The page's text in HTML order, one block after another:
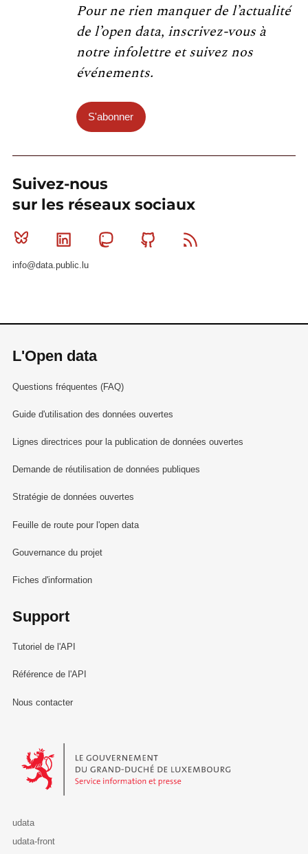
Pour ne rien manquer de l’actualité
de l’open data, inscrivez-vous à
notre infolettre et suivez nos
événements.
S'abonner
Suivez-nous
sur les réseaux sociaux
Bluesky Linkedin MastodonGithub
info@data.public.lu
L'Open data
Questions fréquentes (FAQ)
Guide d'utilisation des données ouvertes
Lignes directrices pour la publication de données ouvertes
Demande de réutilisation de données publiques
Stratégie de données ouvertes
Feuille de route pour l'open data
Gouvernance du projet
Fiches d'information
Support
Tutoriel de l'API
Référence de l'API
Nous contacter
Le Gouvernement du Grand-Duché de Luxembourg - Service
udata
udata-front